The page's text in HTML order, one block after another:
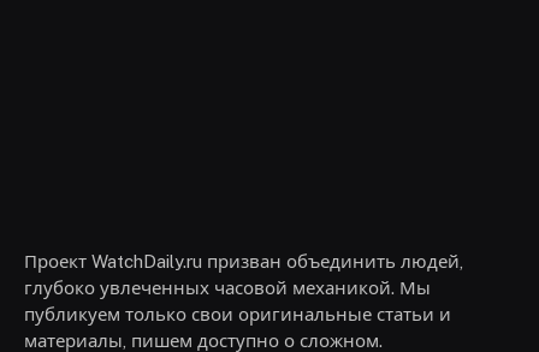
Проект WatchDaily.ru призван объединить людей,
глубоко увлеченных часовой механикой. Мы
публикуем только свои оригинальные статьи и
материалы, пишем доступно о сложном.